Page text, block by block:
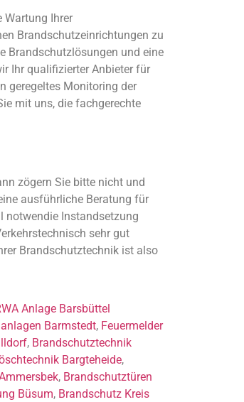
Ihrer
Brandschutzeinrichtungen zu
Brandschutzlösungen und eine
Ihr qualifizierter Anbieter für
geregeltes Monitoring der
mit uns, die fachgerechte
zögern Sie bitte nicht und
ausführliche Beratung für
notwendie Instandsetzung
sehr gut
Brandschutztechnik ist also
Anlage Barsbüttel
Barmstedt, Feuermelder
, Brandschutztechnik
Bargteheide,
, Brandschutztüren
Büsum, Brandschutz Kreis